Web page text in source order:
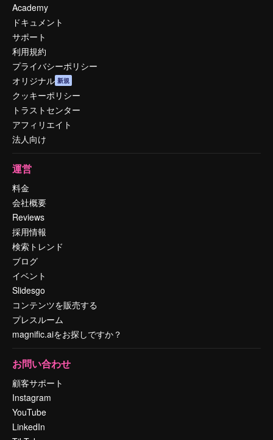
Academy
ドキュメント
サポート
利用規約
プライバシーポリシー
オリジナル 新規
クッキーポリシー
トラストセンター
アフィリエイト
法人向け
運営
料金
会社概要
Reviews
採用情報
検索トレンド
ブログ
イベント
Slidesgo
コンテンツを販売する
プレスルーム
magnific.aiをお探しですか？
お問い合わせ
顧客サポート
Instagram
YouTube
LinkedIn